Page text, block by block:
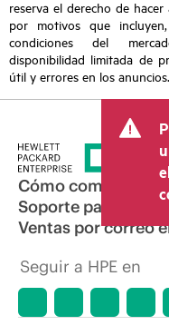
reserva el derecho de
por motivos que
condiciones del
disponibilidad limitada de
útil y errores en los anuncios.
Cómo comprar
Soporte para
Ventas por correo
Seguir a HPE en